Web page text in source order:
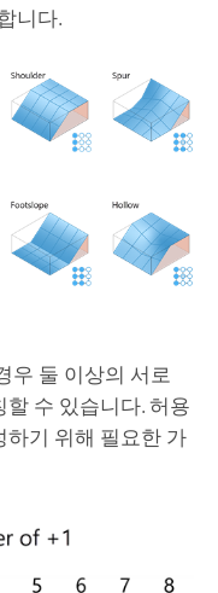
니다.
우 둘 이상의 서로
수 있습니다. 허용
하기 위해 필요한 가